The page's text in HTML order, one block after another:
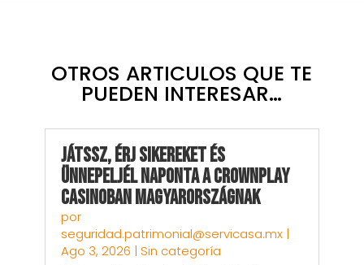
OTROS ARTICULOS QUE TE
PUEDEN INTERESAR…
Játssz, Érj sikereket és
Ünnepeljél Naponta a CrownPlay
Casinoban Magyarországnak
por
seguridad.patrimonial@servicasa.mx|
Ago 3, 2026 | Sin categoría